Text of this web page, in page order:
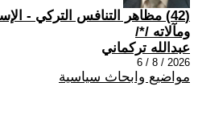
(42) مظاهر التنافس التركي -
ومآلاته /*/
عبدالله تركماني
2026 / 8 / 6
مواضيع وابحاث سياسية